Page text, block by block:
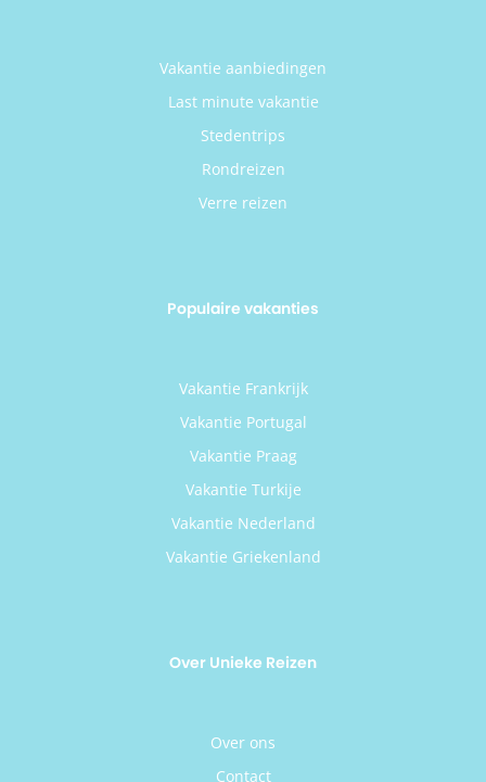
Vakantie aanbiedingen
Last minute vakantie
Stedentrips
Rondreizen
Verre reizen
Populaire vakanties
Vakantie Frankrijk
Vakantie Portugal
Vakantie Praag
Vakantie Turkije
Vakantie Nederland
Vakantie Griekenland
Over Unieke Reizen
Over ons
Contact